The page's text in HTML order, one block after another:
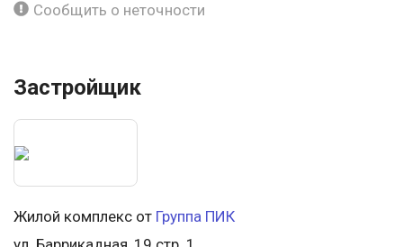
Сообщить о неточности
Застройщик
Жилой комплекс от Группа ПИК